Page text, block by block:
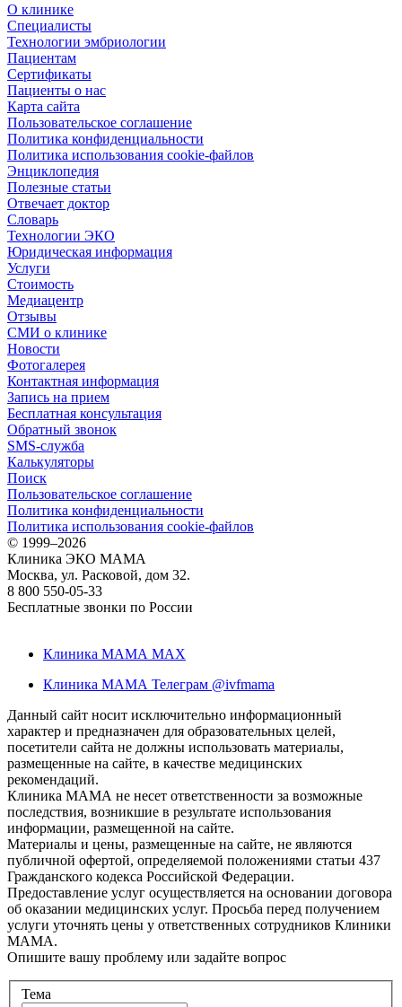
О клинике
Специалисты
Технологии эмбриологии
Пациентам
Сертификаты
Пациенты о нас
Карта сайта
Пользовательское соглашение
Политика конфиденциальности
Политика использования cookie-файлов
Энциклопедия
Полезные статьи
Отвечает доктор
Словарь
Технологии ЭКО
Юридическая информация
Услуги
Стоимость
Медиацентр
Отзывы
СМИ о клинике
Новости
Фотогалерея
Контактная информация
Запись на прием
Бесплатная консультация
Обратный звонок
SMS-служба
Калькуляторы
Поиск
Пользовательское соглашение
Политика конфиденциальности
Политика использования cookie-файлов
© 1999–2026
Клиника ЭКО МАМА
Москва, ул. Расковой, дом 32.
8 800 550-05-33
Бесплатные звонки по России
Клиника МАМА MAX
Клиника МАМА Телеграм @ivfmama
Данный сайт носит исключительно информационный
характер и предназначен для образовательных целей,
посетители сайта не должны использовать материалы,
размещенные на сайте, в качестве медицинских
рекомендаций.
Клиника МАМА не несет ответственности за возможные
последствия, возникшие в результате использования
информации, размещенной на сайте.
Материалы и цены, размещенные на сайте, не являются
публичной офертой, определяемой положениями статьи 437
Гражданского кодекса Российской Федерации.
Предоставление услуг осуществляется на основании договора
об оказании медицинских услуг. Просьба перед получением
услуги уточнять цены у ответственных сотрудников Клиники
МАМА.
Опишите вашу проблему или задайте вопрос
Тема